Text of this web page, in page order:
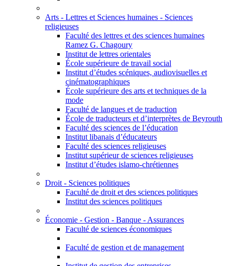
Arts - Lettres et Sciences humaines - Sciences
religieuses
Faculté des lettres et des sciences humaines
Ramez G. Chagoury
Institut de lettres orientales
École supérieure de travail social
Institut d’études scéniques, audiovisuelles et
cinématographiques
École supérieure des arts et techniques de la
mode
Faculté de langues et de traduction
École de traducteurs et d’interprètes de Beyrouth
Faculté des sciences de l’éducation
Institut libanais d’éducateurs
Faculté des sciences religieuses
Institut supérieur de sciences religieuses
Institut d’études islamo-chrétiennes
Droit - Sciences politiques
Faculté de droit et des sciences politiques
Institut des sciences politiques
Économie - Gestion - Banque - Assurances
Faculté de sciences économiques
Faculté de gestion et de management